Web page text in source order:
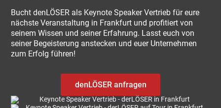
Bucht denLÖSER als Keynote Speaker Vertrieb für eure
nächste Veranstaltung in Frankfurt und profitiert von
seinem Wissen und seiner Erfahrung. Lasst euch von
seiner Begeisterung anstecken und euer Unternehmen
zum Erfolg führen!
denLÖSER anfragen